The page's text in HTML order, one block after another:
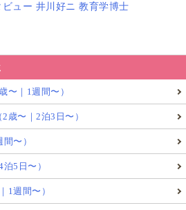
ュー 井川好ニ 教育学博士
〜｜1週間〜）
歳〜｜2泊3日〜）
〜）
5日〜）
1週間〜）